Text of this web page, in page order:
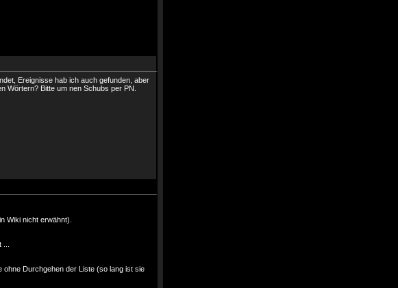
Ereignisse hab ich auch gefunden, aber
Wörtern? Bitte um nen Schubs per PN.
Wiki nicht erwähnt).
ohne Durchgehen der Liste (so lang ist sie